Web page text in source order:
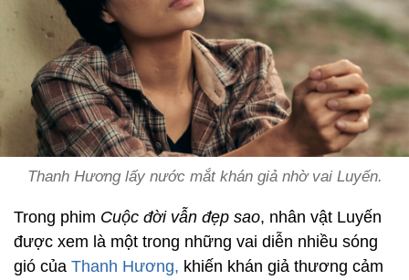
Thanh Hương lấy nước mắt khán giả nhờ vai Luyến.
Trong phim Cuộc đời vẫn đẹp sao, nhân vật Luyến
được xem là một trong những vai diễn nhiều sóng
gió của Thanh Hương, khiến khán giả thương cảm